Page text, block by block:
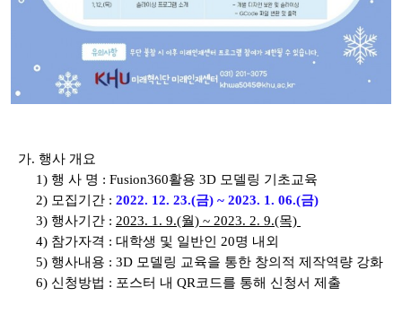
가. 행사 개요
1) 행 사 명 : Fusion360활용 3D 모델링 기초교육
2) 모집기간 : 2022. 12. 23.(금) ~ 2023. 1. 06.(금)
3) 행사기간 : 2023. 1. 9.(월) ~ 2023. 2. 9.(목)
4) 참가자격 : 대학생 및 일반인 20명 내외
5) 행사내용 : 3D 모델링 교육을 통한 창의적 제작역량 강화
6) 신청방법 : 포스터 내 QR코드를 통해 신청서 제출